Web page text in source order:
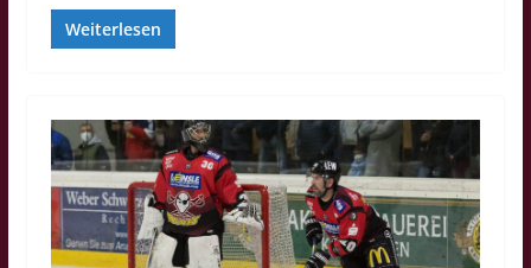
Weiterlesen